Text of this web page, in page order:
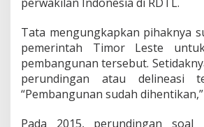
t
a
s
D
a
r
Tata mengungkapkan pihaknya
pemerintah Timor Leste
pembangunan tersebut.
perundingan atau delineasi
“Pembangunan sudah
Pada 2015, perundingan